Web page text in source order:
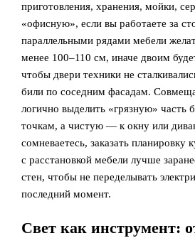
приготовления, хранения, мойки,
«офисную», если вы работаете за
параллельными рядами мебели
менее 100–110 см, иначе двоим
чтобы двери техники не
били по соседним фасадам.
логично выделить «грязную» часть
точкам, а чистую — к окну или
сомневаетесь, заказать планировку
с расстановкой мебели лучше
стен, чтобы не переделывать
последний момент.
Свет как инструмент: